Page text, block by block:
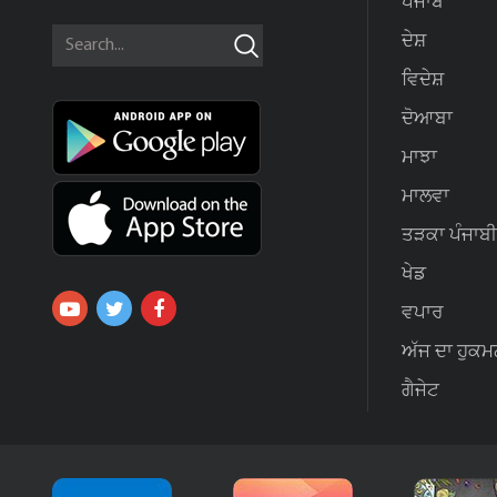
ਦੇਸ਼
ਵਿਦੇਸ਼
ਦੋਆਬਾ
ਮਾਝਾ
ਮਾਲਵਾ
ਤੜਕਾ ਪੰਜਾਬੀ
ਖੇਡ
ਵਪਾਰ
ਅੱਜ ਦਾ
ਗੈਜੇਟ